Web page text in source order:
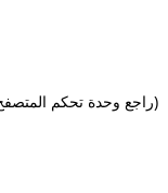
(راجع وحدة تحكم